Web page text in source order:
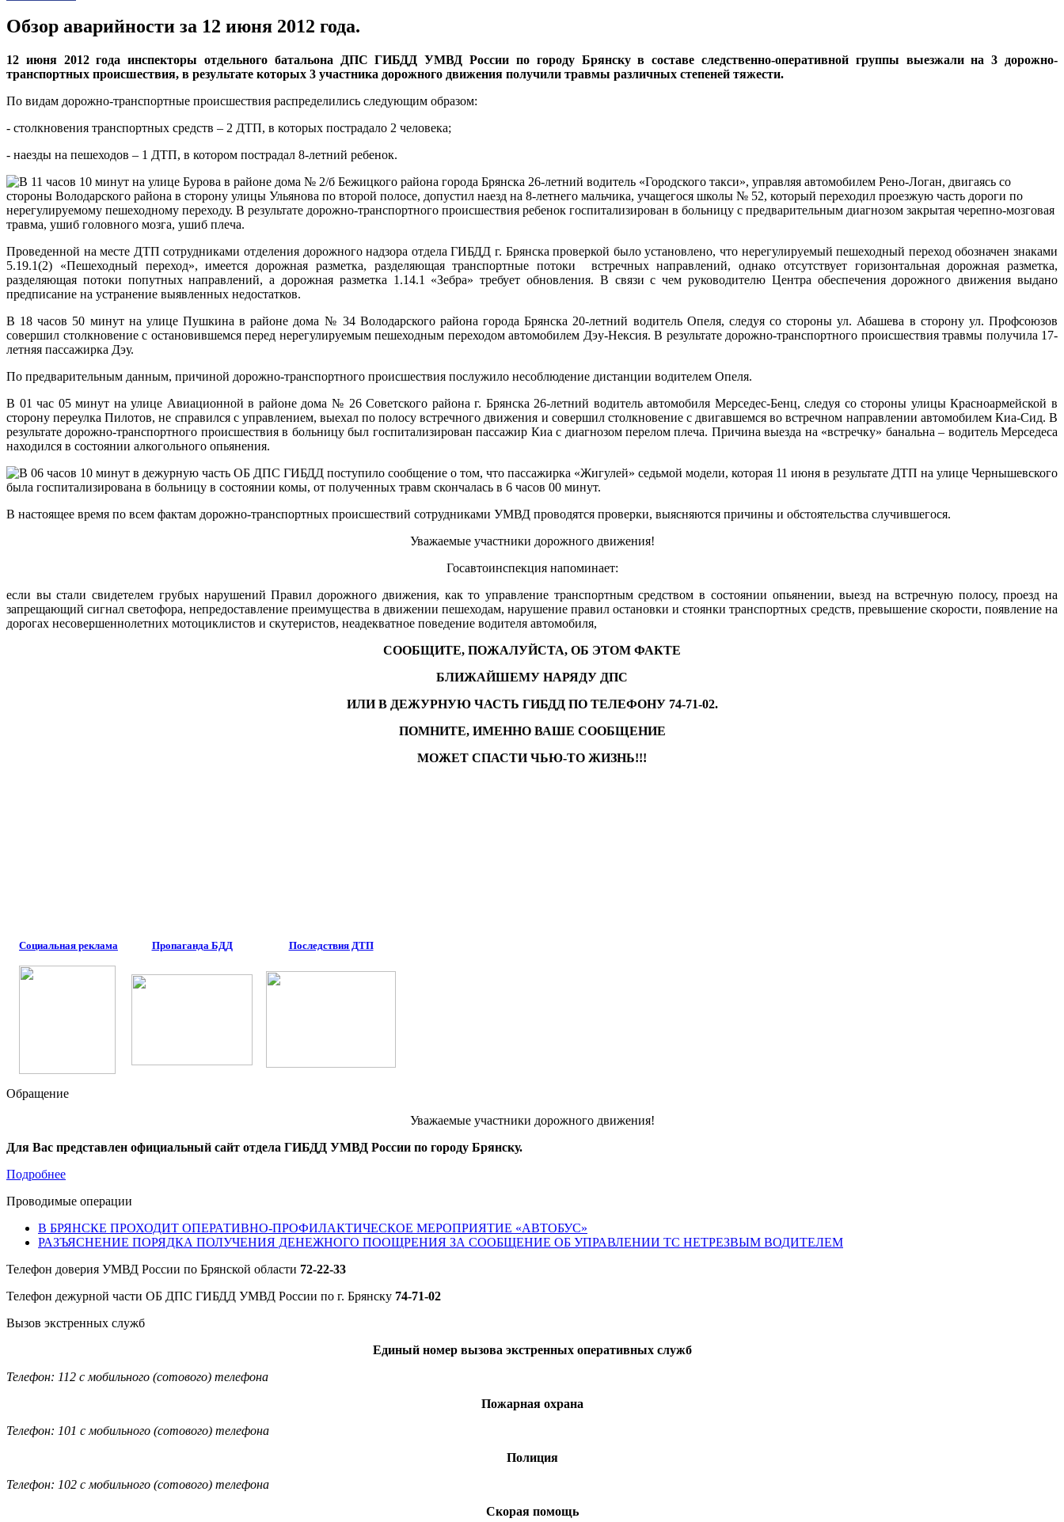
Обзор аварийности за 12 июня 2012 года.
12 июня 2012 года инспекторы отдельного батальона ДПС ГИБДД УМВД России по городу Брянску в составе следственно-оперативной группы выезжали на 3 дорожно-
транспортных происшествия, в результате которых 3 участника дорожного движения получили травмы различных степеней тяжести.
По видам дорожно-транспортные происшествия распределились следующим образом:
- столкновения транспортных средств – 2 ДТП, в которых пострадало 2 человека;
- наезды на пешеходов – 1 ДТП, в котором пострадал 8-летний ребенок.
В 11 часов 10 минут на улице Бурова в районе дома № 2/б Бежицкого района города Брянска 26-летний водитель «Городского такси», управляя автомобилем Рено-Логан, двигаясь со
стороны Володарского района в сторону улицы Ульянова по второй полосе, допустил наезд на 8-летнего мальчика, учащегося школы № 52, который переходил проезжую часть дороги по
нерегулируемому пешеходному переходу. В результате дорожно-транспортного происшествия ребенок госпитализирован в больницу с предварительным диагнозом закрытая черепно-мозговая
травма, ушиб головного мозга, ушиб плеча.
Проведенной на месте ДТП сотрудниками отделения дорожного надзора отдела ГИБДД г. Брянска проверкой было установлено, что нерегулируемый пешеходный переход обозначен знаками
5.19.1(2) «Пешеходный переход», имеется дорожная разметка, разделяющая транспортные потоки встречных направлений, однако отсутствует горизонтальная дорожная разметка,
разделяющая потоки попутных направлений, а дорожная разметка 1.14.1 «Зебра» требует обновления. В связи с чем руководителю Центра обеспечения дорожного движения выдано
предписание на устранение выявленных недостатков.
В 18 часов 50 минут на улице Пушкина в районе дома № 34 Володарского района города Брянска 20-летний водитель Опеля, следуя со стороны ул. Абашева в сторону ул. Профсоюзов
совершил столкновение с остановившемся перед нерегулируемым пешеходным переходом автомобилем Дэу-Нексия. В результате дорожно-транспортного происшествия травмы получила 17-
летняя пассажирка Дэу.
По предварительным данным, причиной дорожно-транспортного происшествия послужило несоблюдение дистанции водителем Опеля.
В 01 час 05 минут на улице Авиационной в районе дома № 26 Советского района г. Брянска 26-летний водитель автомобиля Мерседес-Бенц, следуя со стороны улицы Красноармейской в
сторону переулка Пилотов, не справился с управлением, выехал по полосу встречного движения и совершил столкновение с двигавшемся во встречном направлении автомобилем Киа-Сид. В
результате дорожно-транспортного происшествия в больницу был госпитализирован пассажир Киа с диагнозом перелом плеча. Причина выезда на «встречку» банальна – водитель Мерседеса
находился в состоянии алкогольного опьянения.
В 06 часов 10 минут в дежурную часть ОБ ДПС ГИБДД поступило сообщение о том, что пассажирка «Жигулей» седьмой модели, которая 11 июня в результате ДТП на улице Чернышевского
была госпитализирована в больницу в состоянии комы, от полученных травм скончалась в 6 часов 00 минут.
В настоящее время по всем фактам дорожно-транспортных происшествий сотрудниками УМВД проводятся проверки, выясняются причины и обстоятельства случившегося.
Уважаемые участники дорожного движения!
Госавтоинспекция напоминает:
если вы стали свидетелем грубых нарушений Правил дорожного движения, как то управление транспортным средством в состоянии опьянении, выезд на встречную полосу, проезд на
запрещающий сигнал светофора, непредоставление преимущества в движении пешеходам, нарушение правил остановки и стоянки транспортных средств, превышение скорости, появление на
дорогах несовершеннолетних мотоциклистов и скутеристов, неадекватное поведение водителя автомобиля,
СООБЩИТЕ, ПОЖАЛУЙСТА, ОБ ЭТОМ ФАКТЕ
БЛИЖАЙШЕМУ НАРЯДУ ДПС
ИЛИ В ДЕЖУРНУЮ ЧАСТЬ ГИБДД ПО ТЕЛЕФОНУ 74-71-02.
ПОМНИТЕ, ИМЕННО ВАШЕ СООБЩЕНИЕ
МОЖЕТ СПАСТИ ЧЬЮ-ТО ЖИЗНЬ!!!
Социальная реклама Пропаганда БДД Последствия ДТП
Обращение
Уважаемые участники дорожного движения!
Для Вас представлен официальный сайт отдела ГИБДД УМВД России по городу Брянску.
Подробнее
Проводимые операции
В БРЯНСКЕ ПРОХОДИТ ОПЕРАТИВНО-ПРОФИЛАКТИЧЕСКОЕ МЕРОПРИЯТИЕ «АВТОБУС»
РАЗЪЯСНЕНИЕ ПОРЯДКА ПОЛУЧЕНИЯ ДЕНЕЖНОГО ПООЩРЕНИЯ ЗА СООБЩЕНИЕ ОБ УПРАВЛЕНИИ ТС НЕТРЕЗВЫМ ВОДИТЕЛЕМ
Телефон доверия УМВД России по Брянской области 72-22-33
Телефон дежурной части ОБ ДПС ГИБДД УМВД России по г. Брянску 74-71-02
Вызов экстренных служб
Единый номер вызова экстренных оперативных служб
Телефон: 112 с мобильного (сотового) телефона
Пожарная охрана
Телефон: 101 с мобильного (сотового) телефона
Полиция
Телефон: 102 с мобильного (сотового) телефона
Скорая помощь